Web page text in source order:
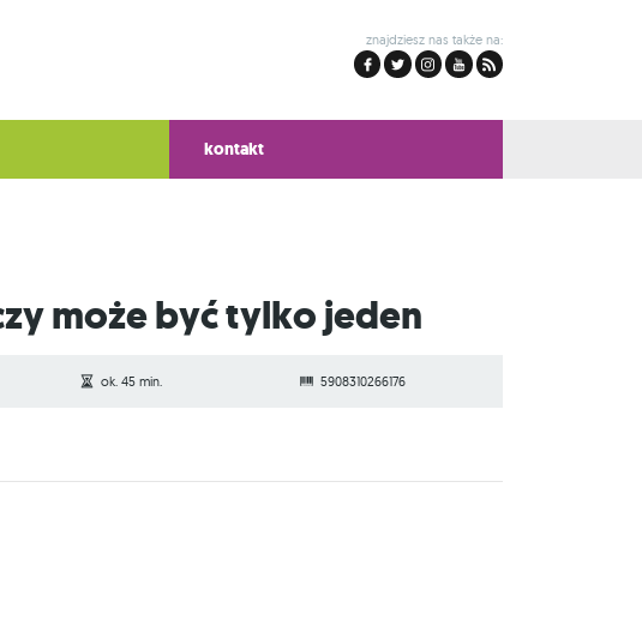
znajdziesz nas także na:
kontakt
może być tylko jeden
ok. 45 min. 5908310266176